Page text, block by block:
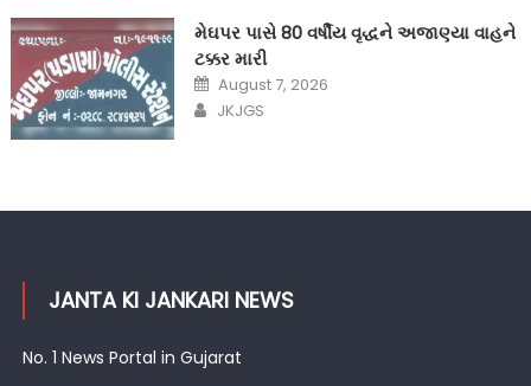
મેઘપર પાસે 80 વર્ષીય વૃદ્ધને અજાણ્યા વાહને
ટક્કર મારી
Posted
on
August 7, 2026
Author
JKJGS
JANTA KI JANKARI NEWS
No. 1 News Portal in Gujarat